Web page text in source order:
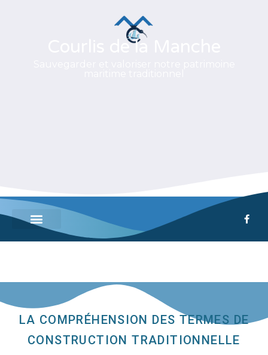
Courlis de la Manche
LA COMPRÉHENSION DES TERMES DE
CONSTRUCTION TRADITIONNELLE